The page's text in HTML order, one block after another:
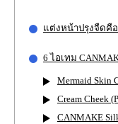
แต่งหน้าปรุงจืดคือ
6 ไอเทม
Mermaid Skin
Cream Cheek
CANMAKE